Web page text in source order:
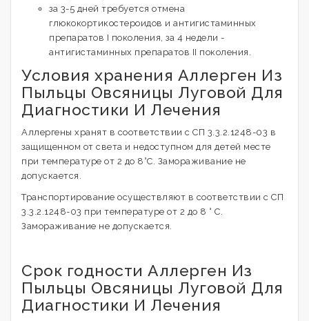
за 3-5 дней требуется отмена
глюкокортикостероидов и антигистаминных
препаратов I поколения, за 4 недели -
антигистаминных препаратов II поколения.
Условия хранения Аллерген Из
Пыльцы Овсяницы Луговой Для
Диагностики И Лечения
Аллергены хранят в соответствии с СП 3.3.2.1248-03 в
защищенном от света и недоступном для детей месте
при температуре от 2 до 8°С. Замораживание не
допускается.
Транспортирование осуществляют в соответствии с СП
3.3.2.1248-03 при температуре от 2 до 8 ° С.
Замораживание не допускается.
Срок годности Аллерген Из
Пыльцы Овсяницы Луговой Для
Диагностики И Лечения